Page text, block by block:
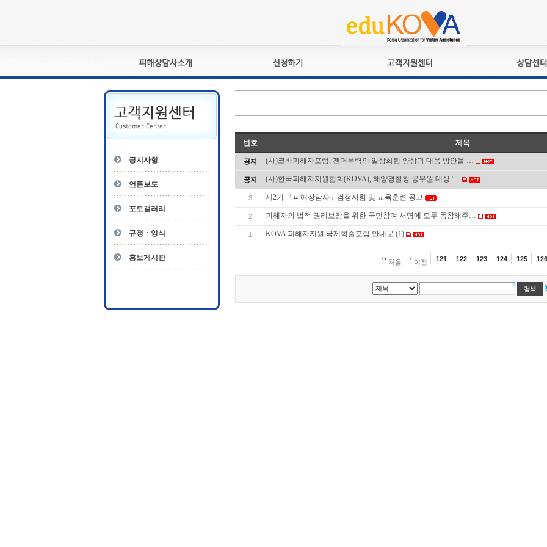
피해상담사란?
자격관리규정
상담사 자격증 확인
- 피해상담사 1급
- 전문수련감독자
- 전문수련기관
교육훈련
자격심사
자격복원
공지사항
규정ㆍ양식
상담접수
공지사항
언론보도
포토갤러리
규정ㆍ양식
홍보게시판
번호 제목
공지 (사)코바피해자포럼, 젠더폭력의 일상화된 양상과 대응 방안을 …
공지 (사)한국피해자지원협회(KOVA), 해양경찰청 공무원 대상 '…
3 제2기 「피해상담사」검정시험 및 교육훈련 공고
2 피해자의 법적 권리보장을 위한 국민참여 서명에 모두 동참해주…
1 KOVA 피해자지원 국제학술포럼 안내문 (1)
처음 이전 121 122 123 124 125 126